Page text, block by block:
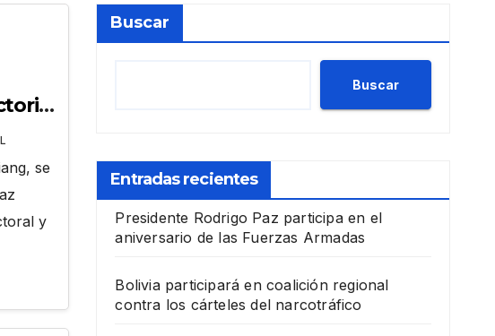
se
y
Buscar
Buscar
Entradas recientes
Presidente Rodrigo Paz participa en el
aniversario de las Fuerzas Armadas
Bolivia participará en coalición regional
contra los cárteles del narcotráfico